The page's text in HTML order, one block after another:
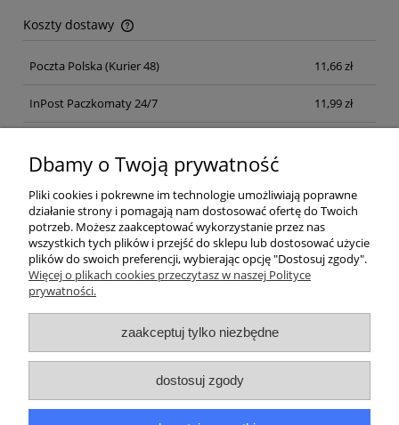
Koszty dostawy
Cena nie zawiera ewentualnych kosztów płatności
Poczta Polska (Kurier 48) 11,66 zł
InPost Paczkomaty 24/7 11,99 zł
Pomoc
Moje konto
Płatności i dostawa
Informacje
Dbamy o Twoją prywatność
Pliki cookies i pokrewne im technologie umożliwiają poprawne
działanie strony i pomagają nam dostosować ofertę do Twoich
potrzeb. Możesz zaakceptować wykorzystanie przez nas
wszystkich tych plików i przejść do sklepu lub dostosować użycie
plików do swoich preferencji, wybierając opcję "Dostosuj zgody".
Więcej o plikach cookies przeczytasz w naszej Polityce
prywatności.
zaakceptuj tylko niezbędne
dostosuj zgody